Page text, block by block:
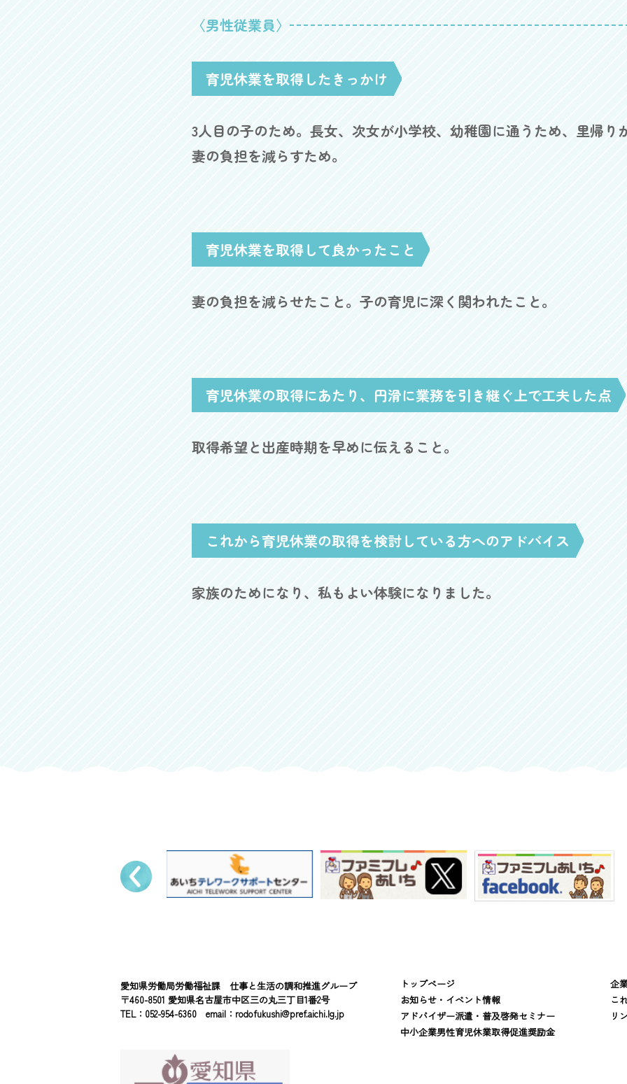
〈男性従業員〉
育児休業を取得したきっかけ
3人目の子のため。長女、次女が小学校、幼稚園に通うため、里帰り
妻の負担を減らすため。
育児休業を取得して良かったこと
妻の負担を減らせたこと。子の育児に深く関われたこと。
育児休業の取得にあたり、円滑に業務を引き継ぐ上で工夫した点
取得希望と出産時期を早めに伝えること。
これから育児休業の取得を検討している方へのアドバイス
家族のためになり、私もよい体験になりました。
愛知県労働局労働福祉課 仕事と生活の調和推進グループ
〒460-8501 愛知県名古屋市中区三の丸三丁目1番2号
TEL：052-954-6360 email： rodofukushi@pref.aichi.lg.jp
トップページ
お知らせ・イベント情報
アドバイザー派遣・普及啓発セミナー
中小企業男性育児休業取得促進奨励金
企
こ
リ